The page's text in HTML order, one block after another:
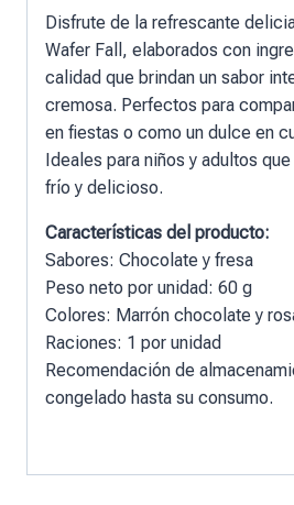
Disfrute de la refrescante
Wafer Fall, elaborados con
calidad que brindan un sabor
cremosa. Perfectos para
en fiestas o como un dulce en
Ideales para niños y adultos
frío y delicioso.
Características del producto:
Sabores: Chocolate y fresa
Peso neto por unidad: 60 g
Colores: Marrón chocolate y
Raciones: 1 por unidad
Recomendación de
congelado hasta su consumo.